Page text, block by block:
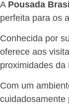
A Pousada
perfeita para os
Conhecida por
oferece aos
proximidades da
Com um
cuidadosamente